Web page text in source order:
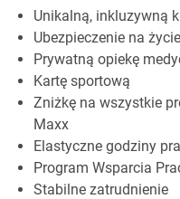
Unikalną, inkluzywną
Ubezpieczenie na życie
Prywatną opiekę
Kartę sportową
Zniżkę na wszystkie
Maxx
Elastyczne godziny
Program Wsparcia
Stabilne zatrudnienie